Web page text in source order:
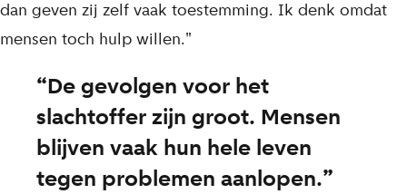
dan geven zij zelf vaak toestemming. Ik denk omdat
mensen toch hulp willen."
De gevolgen voor het
slachtoffer zijn groot. Mensen
blijven vaak hun hele leven
tegen problemen aanlopen.